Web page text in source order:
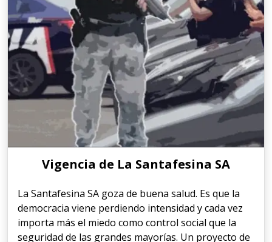
Vigencia de La Santafesina SA
La Santafesina SA goza de buena salud. Es que la
democracia viene perdiendo intensidad y cada vez
importa más el miedo como control social que la
seguridad de las grandes mayorías. Un proyecto de